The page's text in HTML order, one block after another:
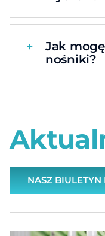
Jak
nośniki?
NASZ BIULETYN